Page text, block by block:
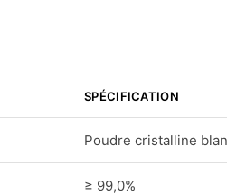
SPÉCIFICATION
Poudre cristalline
≥ 99,0%